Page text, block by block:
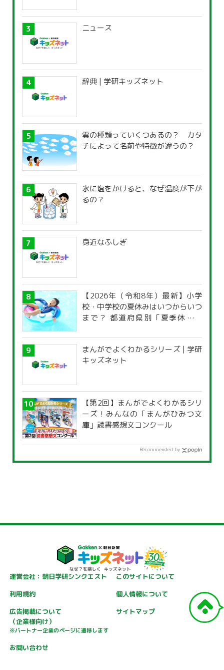
ニュース
辞典 | 学研キッズネット
雲の種類っていくつあるの？ カタ
チによって名前や特徴が違うの？
氷に塩をかけると、なぜ温度が下が
るの？
身近なふしぎ
【2026年（令和8年）最新】小学
校・中学校の夏休みはいつからいつ
まで？ 都道府県別「夏季休暇一
まんがでよくわかるシリーズ | 学研
キッズネット
【第2回】まんがでよくわかるシリ
ーズ！みんなの「まんがひみつ文
庫」読書感想文コンクール
Recommended by
運営会社：朝日学研シンクエスト
このサイトについて
利用規約
個人情報について
広告掲載について
（企業様向け）
※パートナー企業のページに遷移します
サイトマップ
お問い合わせ